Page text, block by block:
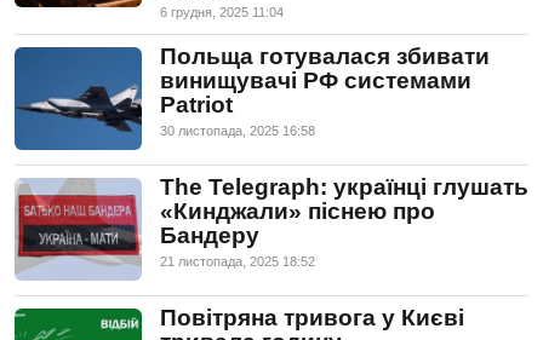
6 грудня, 2025 11:04
Польща готувалася збивати
винищувачі РФ системами
Patriot
30 листопада, 2025 16:58
The Telegraph: українці глушать
«Кинджали» піснею про
Бандеру
21 листопада, 2025 18:52
Повітряна тривога у Києві